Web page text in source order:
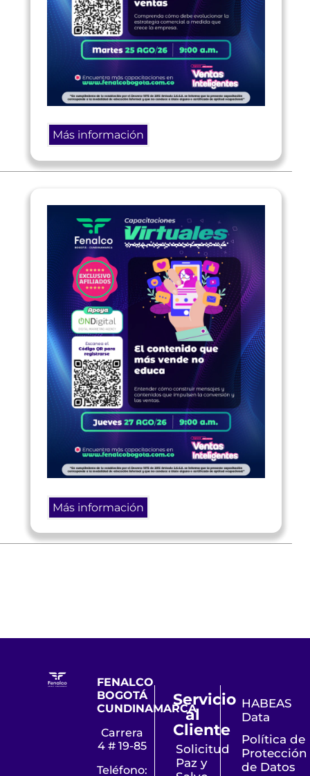
Más información
Más información
FENALCO
BOGOTÁ
CUNDINAMARCA
Carrera
4 # 19-85
Teléfono:
Servicio
al
Cliente
Solicitud
Paz y
HABEAS
Data
Política de
Protección
de Datos